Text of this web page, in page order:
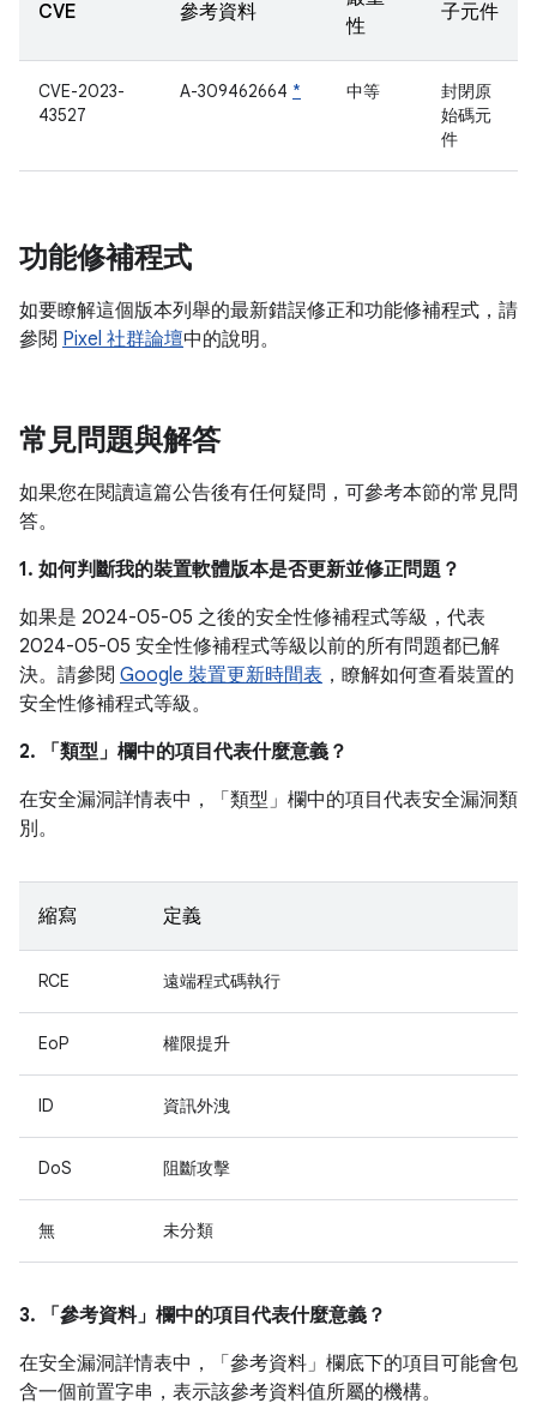
CVE 參考資料
性
子元件
CVE-2023-
43527
A-309462664 * 中等
封閉原
始碼元
件
功能修補程式
如要瞭解這個版本列舉的最新錯誤修正和功能修補程式，請
參閱 Pixel 社群論壇中的說明。
常見問題與解答
如果您在閱讀這篇公告後有任何疑問，可參考本節的常見問
答。
1. 如何判斷我的裝置軟體版本是否更新並修正問題？
如果是 2024-05-05 之後的安全性修補程式等級，代表
2024-05-05 安全性修補程式等級以前的所有問題都已解
決。請參閱 Google 裝置更新時間表 ，瞭解如何查看裝置的
安全性修補程式等級。
2. 「類型」 欄中的項目代表什麼意義？
在安全漏洞詳情表中，「類型」 欄中的項目代表安全漏洞類
別。
縮寫 定義
RCE 遠端程式碼執行
EoP 權限提升
ID 資訊外洩
DoS 阻斷攻擊
無 未分類
3. 「參考資料」 欄中的項目代表什麼意義？
在安全漏洞詳情表中，「參考資料」 欄底下的項目可能會包
含一個前置字串，表示該參考資料值所屬的機構。